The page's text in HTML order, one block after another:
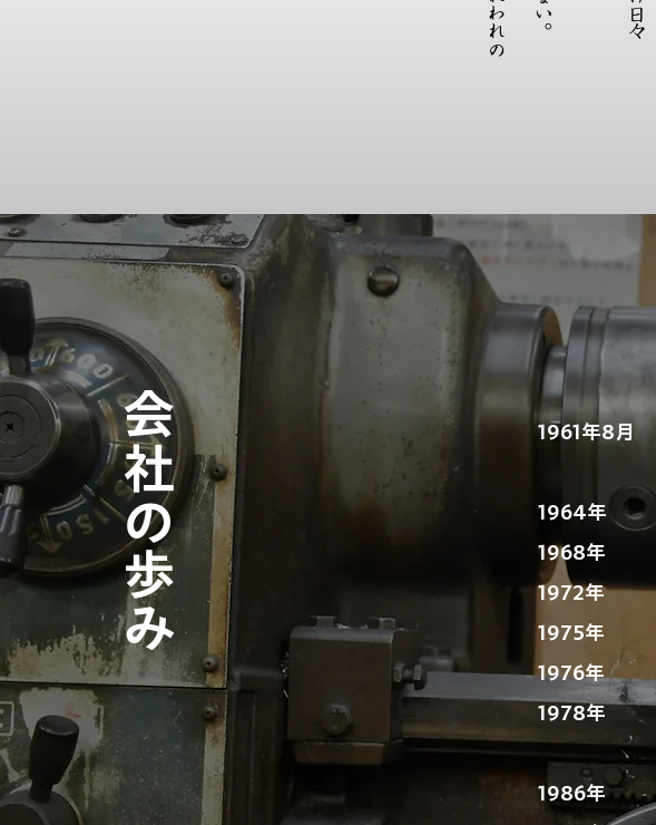
会社の歩み 1961年8月
1964年
1968年
1972年
1975年
1976年
1978年​
1986年